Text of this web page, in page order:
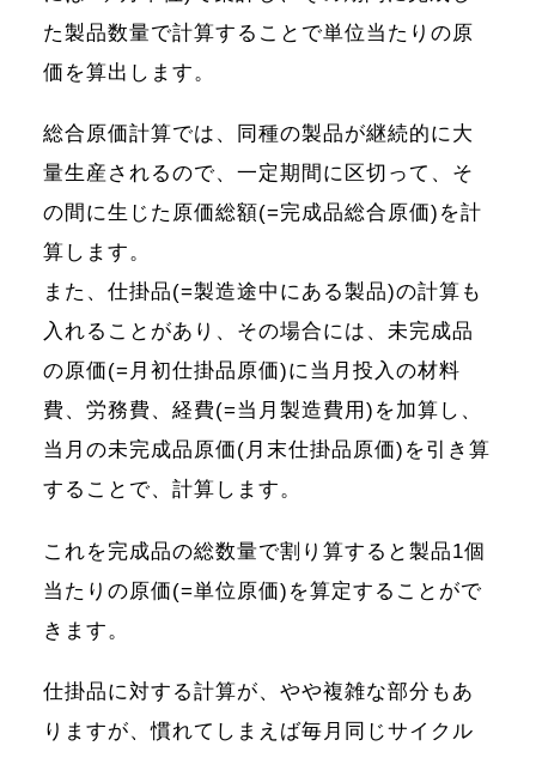
た製品数量で計算することで単位当たりの原
価を算出します。
総合原価計算では、同種の製品が継続的に大
量生産されるので、一定期間に区切って、そ
の間に生じた原価総額(=完成品総合原価)を計
算します。
また、仕掛品(=製造途中にある製品)の計算も
入れることがあり、その場合には、未完成品
の原価(=月初仕掛品原価)に当月投入の材料
費、労務費、経費(=当月製造費用)を加算し、
当月の未完成品原価(月末仕掛品原価)を引き算
することで、計算します。
これを完成品の総数量で割り算すると製品1個
当たりの原価(=単位原価)を算定することがで
きます。
仕掛品に対する計算が、やや複雑な部分もあ
りますが、慣れてしまえば毎月同じサイクル